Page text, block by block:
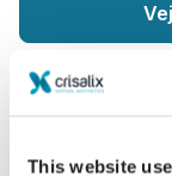
This website